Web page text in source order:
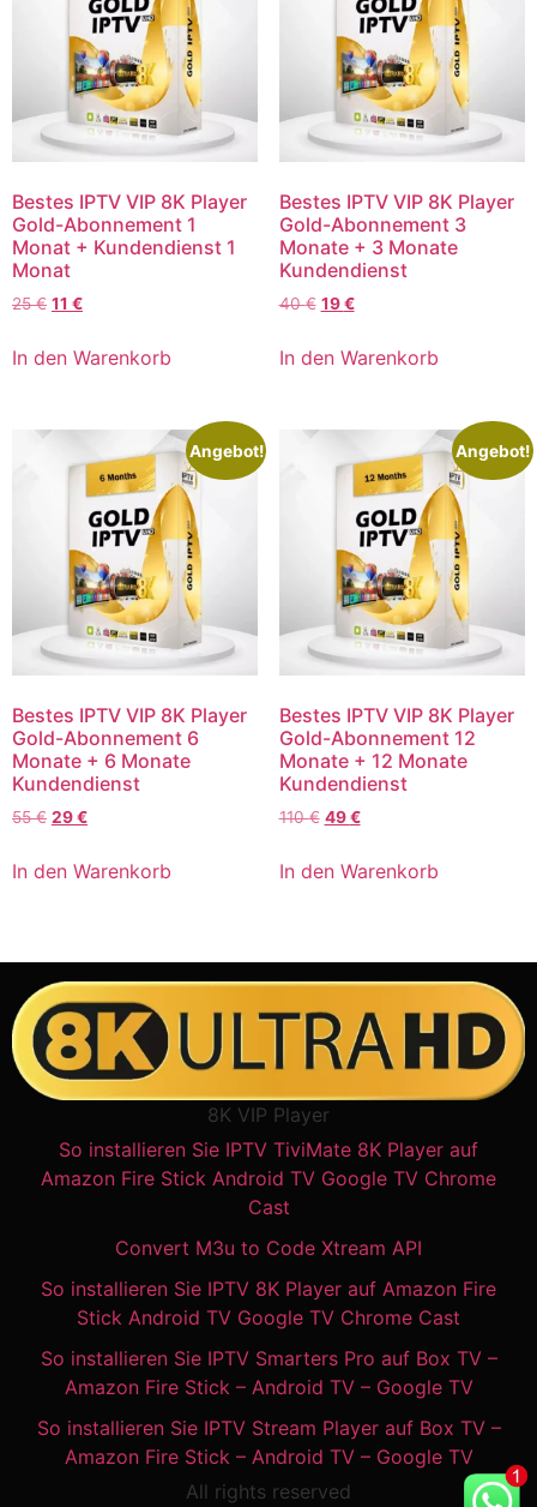
Bestes IPTV VIP 8K Player
Gold-Abonnement 1
Monat + Kundendienst 1
Monat
25€ 11 €
In den Warenkorb
Bestes IPTV VIP 8K Player
Gold-Abonnement 3
Monate + 3 Monate
Kundendienst
40€ 19€
In den Warenkorb
Angebot!
Bestes IPTV VIP 8K Player
Gold-Abonnement 6
Monate + 6 Monate
Kundendienst
55€ 29€
In den Warenkorb
Angebot!
Bestes IPTV VIP 8K Player
Gold-Abonnement 12
Monate + 12 Monate
Kundendienst
110€ 49€
In den Warenkorb
8K VIP Player
So installieren Sie IPTV TiviMate 8K Player auf
Amazon Fire Stick Android TV Google TV Chrome
Cast
Convert M3u to Code Xtream API
So installieren Sie IPTV 8K Player auf Amazon Fire
Stick Android TV Google TV Chrome Cast
So installieren Sie IPTV Smarters Pro auf Box TV –
Amazon Fire Stick – Android TV – Google TV
So installieren Sie IPTV Stream Player auf Box TV –
Amazon Fire Stick – Android TV – Google TV
All rights reserved